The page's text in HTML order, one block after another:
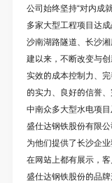
公司始终坚持“对内成
多家大型工程项目达
沙南湖路隧道、长沙
建以来，不断改变与
实效的成本控制力、
的实力、良好的信誉
中南众多大型水电项
盛仕达钢铁股份有限
为他们提供了长沙企
在网站上都有展示，
盛仕达钢铁股份的品